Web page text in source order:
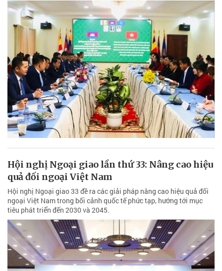
Hội nghị Ngoại giao lần thứ 33: Nâng cao hiệu
quả đối ngoại Việt Nam
Hội nghị Ngoại giao 33 đề ra các giải pháp nâng cao hiệu quả đối
ngoại Việt Nam trong bối cảnh quốc tế phức tạp, hướng tới mục
tiêu phát triển đến 2030 và 2045.